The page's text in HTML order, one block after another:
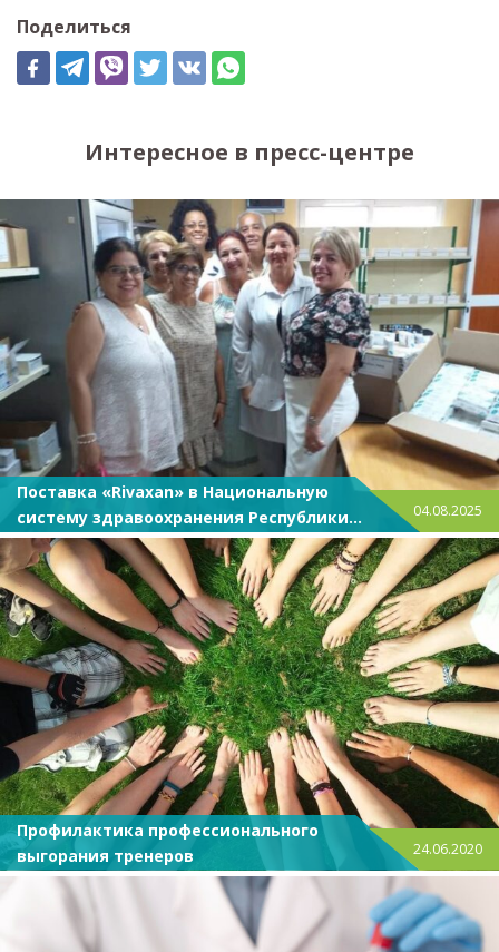
Поделиться
Интересное в пресс-центре
Поставка «Rivaxan» в Национальную
систему здравоохранения Республики
Куба
04.08.2025
Профилактика профессионального
выгорания тренеров
24.06.2020